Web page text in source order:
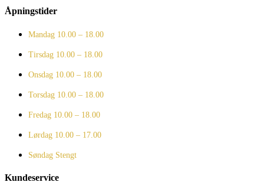
Åpningstider
Mandag 10.00 – 18.00
Tirsdag 10.00 – 18.00
Onsdag 10.00 – 18.00
Torsdag 10.00 – 18.00
Fredag 10.00 – 18.00
Lørdag 10.00 – 17.00
Søndag Stengt
Kundeservice